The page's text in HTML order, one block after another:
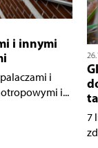
i innymi
i
i...
7